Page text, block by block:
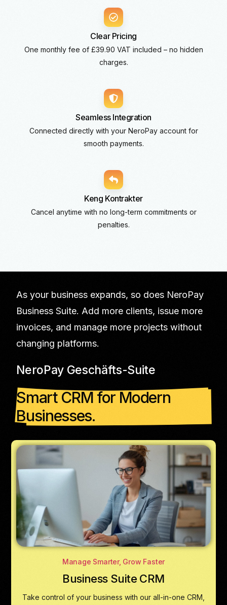
Clear Pricing
One monthly fee of £39.90 VAT included – no hidden
charges.
Seamless Integration
Connected directly with your NeroPay account for
smooth payments.
Keng Kontrakter
Cancel anytime with no long-term commitments or
penalties.
As your business expands, so does NeroPay
Business Suite. Add more clients, issue more
invoices, and manage more projects without
changing platforms.
NeroPay Geschäfts-Suite
Smart CRM for Modern
Businesses.
Manage Smarter, Grow Faster
Business Suite CRM
Take control of your business with our all-in-one CRM,